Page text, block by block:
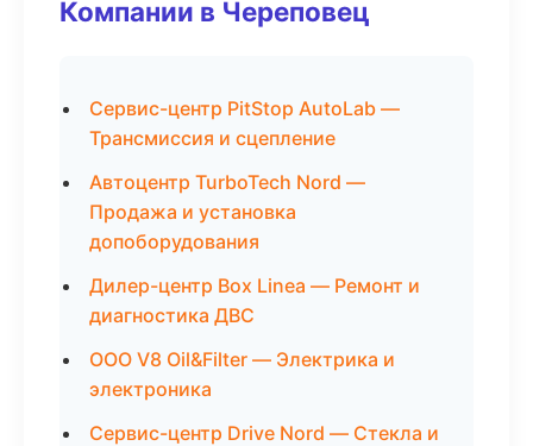
Компании в Череповец
Сервис-центр PitStop AutoLab —
Трансмиссия и сцепление
Автоцентр TurboTech Nord —
Продажа и установка
допоборудования
Дилер-центр Box Linea — Ремонт и
диагностика ДВС
ООО V8 Oil&Filter — Электрика и
электроника
Сервис-центр Drive Nord — Стекла и